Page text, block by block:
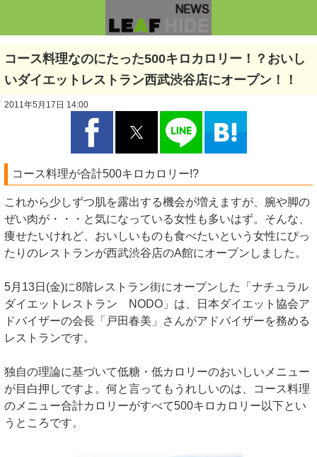
コース料理なのにたった500キロカロリー！？おいし
いダイエットレストラン西武渋谷店にオープン！！
2011年5月17日 14:00
コース料理が合計500キロカロリー!?
これから少しずつ肌を露出する機会が増えますが、腕や脚の
ぜい肉が・・・と気になっている女性も多いはず。そんな、
痩せたいけれど、おいしいものも食べたいという女性にぴっ
たりのレストランが西武渋谷店のA館にオープンしました。
5月13日(金)に8階レストラン街にオープンした「ナチュラル
ダイエットレストラン NODO」は、日本ダイエット協会ア
ドバイザーの会長「戸田春美」さんがアドバイザーを務める
レストランです。
独自の理論に基づいて低糖・低カロリーのおいしいメニュー
が目白押しですよ。何と言ってもうれしいのは、コース料理
のメニュー合計カロリーがすべて500キロカロリー以下とい
うところです。